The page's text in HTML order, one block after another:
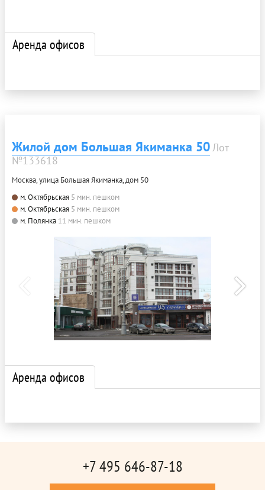
Аренда офисов
Жилой дом Большая Якиманка 50Лот
№133618
Москва, улица Большая Якиманка, дом 50
м. Октябрьская 5 мин. пешком
м. Октябрьская 5 мин. пешком
м. Полянка 11 мин. пешком
Аренда офисов
+7 495 646-87-18